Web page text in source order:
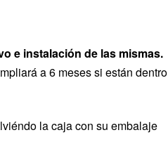
e instalación de las mismas.
a 6 meses si están dentro
la caja con su embalaje